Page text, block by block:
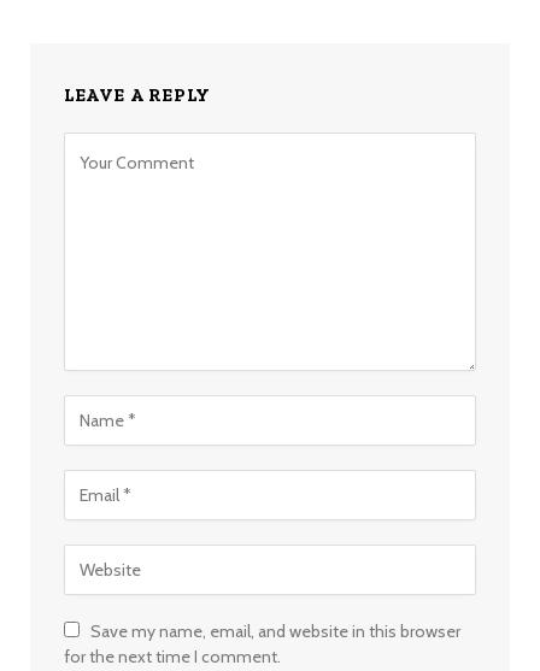
LEAVE A REPLY
Save my name, email, and website in this browser
for the next time I comment.